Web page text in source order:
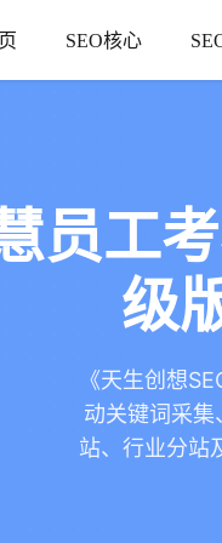
SEO核心
员工
级
《天生创想
动关键词采
站、行业分站